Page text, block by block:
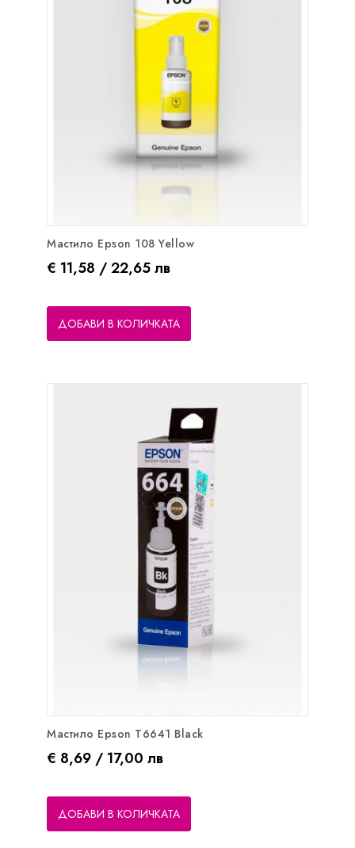
Мастило Epson 108 Yellow
Цена
€ 11,58 / 22,65 лв
ДОБАВИ В КОЛИЧКАТА
Мастило Epson T6641 Black
Цена
€ 8,69 / 17,00 лв
ДОБАВИ В КОЛИЧКАТА